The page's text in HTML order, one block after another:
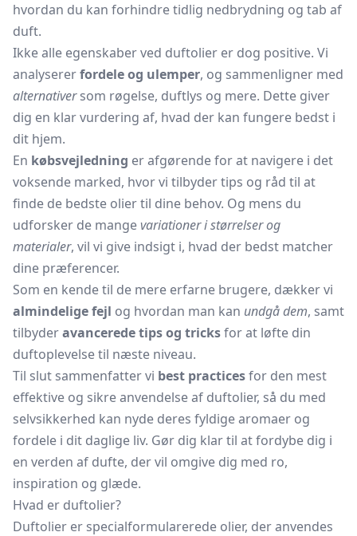
hvordan du kan forhindre tidlig nedbrydning og tab af
duft.
Ikke alle egenskaber ved duftolier er dog positive. Vi
analysererfordele og ulemper, og sammenligner med
alternativersom røgelse, duftlys og mere. Dette giver
dig en klar vurdering af, hvad der kan fungere bedst i
dit hjem.
En købsvejledning er afgørende for at navigere i det
voksende marked, hvor vi tilbyder tips og råd til at
finde de bedste olier til dine behov. Og mens du
udforsker de mangevariationer i størrelser og
materialer, vil vi give indsigt i, hvad der bedst matcher
dine præferencer.
Som en kende til de mere erfarne brugere, dækker vi
almindelige fejl og hvordan man kan undgå dem, samt
tilbyderavancerede tips og tricksfor at løfte din
duftoplevelse til næste niveau.
Til slut sammenfatter vi best practicesfor den mest
effektive og sikre anvendelse af duftolier, så du med
selvsikkerhed kan nyde deres fyldige aromaer og
fordele i dit daglige liv. Gør dig klar til at fordybe dig i
en verden af dufte, der vil omgive dig med ro,
inspiration og glæde.
Hvad er duftolier?
Duftolier er specialformularerede olier, der anvendes